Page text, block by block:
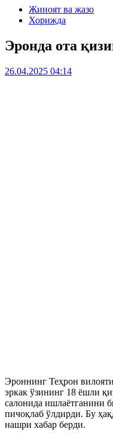
Жиноят ва жазо
Хорижда
Эронда ота
26.04.2025 04:14
Эроннинг Теҳрон
эркак ўзининг 18 ёшли
салонида ишлаётганини
пичоқлаб ўлдирди. Бу
нашри хабар берди.